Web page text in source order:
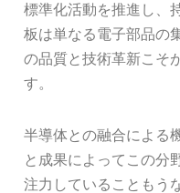
標準化活動を推進し、
板は単なる電子部品の
の品質と技術革新こそ
す。
半導体との融合による
と成果によってこの分
注力していることもう